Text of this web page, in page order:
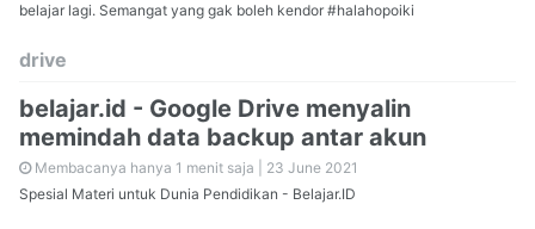
belajar lagi. Semangat yang gak boleh kendor #halahopoiki
drive
belajar.id - Google Drive menyalin
memindah data backup antar akun
Membacanya hanya 1 menit saja | 23 June 2021
Spesial Materi untuk Dunia Pendidikan - Belajar.ID